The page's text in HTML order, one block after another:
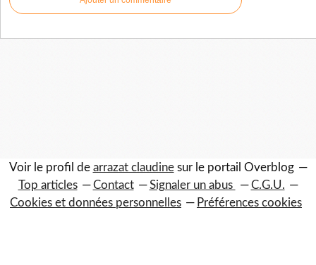
Voir le profil de arrazat claudinesur le portail Overblog
Top articles
Contact Signaler un abus
C.G.U.
Cookies et données personnelles
Préférences cookies